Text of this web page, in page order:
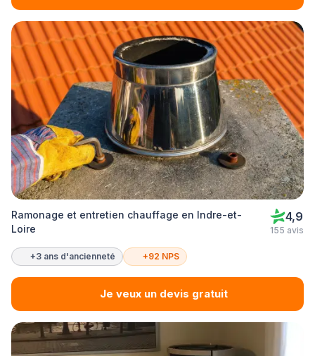
Ramonage et entretien chauffage en Indre-et-
Loire
4,9
155 avis
+3 ans d'ancienneté +92 NPS
Je veux un devis gratuit